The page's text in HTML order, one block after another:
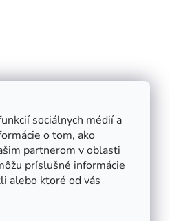
sociálnych médií a
o tom, ako
partnerom v oblasti
príslušné informácie
alebo ktoré od vás